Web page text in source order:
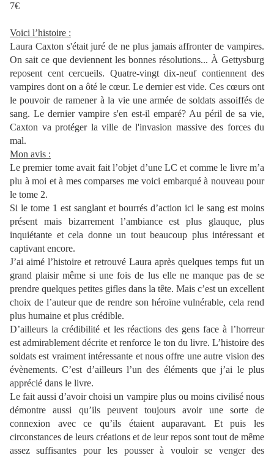
7€
Voici l’histoire :
Laura Caxton s'était juré de ne plus jamais affronter de vampires.
On sait ce que deviennent les bonnes résolutions... À Gettysburg
reposent cent cercueils. Quatre-vingt dix-neuf contiennent des
vampires dont on a ôté le cœur. Le dernier est vide. Ces cœurs ont
le pouvoir de ramener à la vie une armée de soldats assoiffés de
sang. Le dernier vampire s'en est-il emparé? Au péril de sa vie,
Caxton va protéger la ville de l'invasion massive des forces du
mal.
Mon avis :
Le premier tome avait fait l’objet d’une LC et comme le livre m’a
plu à moi et à mes comparses me voici embarqué à nouveau pour
le tome 2.
Si le tome 1 est sanglant et bourrés d’action ici le sang est moins
présent mais bizarrement l’ambiance est plus glauque, plus
inquiétante et cela donne un tout beaucoup plus intéressant et
captivant encore.
J’ai aimé l’histoire et retrouvé Laura après quelques temps fut un
grand plaisir même si une fois de lus elle ne manque pas de se
prendre quelques petites gifles dans la tête. Mais c’est un excellent
choix de l’auteur que de rendre son héroïne vulnérable, cela rend
plus humaine et plus crédible.
D’ailleurs la crédibilité et les réactions des gens face à l’horreur
est admirablement décrite et renforce le ton du livre. L’histoire des
soldats est vraiment intéressante et nous offre une autre vision des
évènements. C’est d’ailleurs l’un des éléments que j’ai le plus
apprécié dans le livre.
Le fait aussi d’avoir choisi un vampire plus ou moins civilisé nous
démontre aussi qu’ils peuvent toujours avoir une sorte de
connexion avec ce qu’ils étaient auparavant. Et puis les
circonstances de leurs créations et de leur repos sont tout de même
assez suffisantes pour les pousser à vouloir se venger des